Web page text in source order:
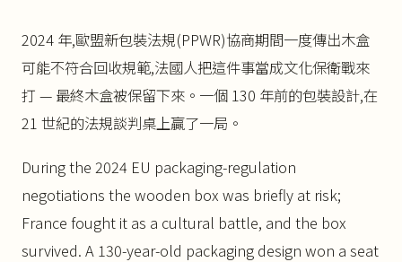
2024 年,歐盟新包裝法規(PPWR)協商期間一度傳出木盒
可能不符合回收規範,法國人把這件事當成文化保衛戰來
打 — 最終木盒被保留下來。一個 130 年前的包裝設計,在
21 世紀的法規談判桌上贏了一局。
During the 2024 EU packaging-regulation
negotiations the wooden box was briefly at risk;
France fought it as a cultural battle, and the box
survived. A 130-year-old packaging design won a seat